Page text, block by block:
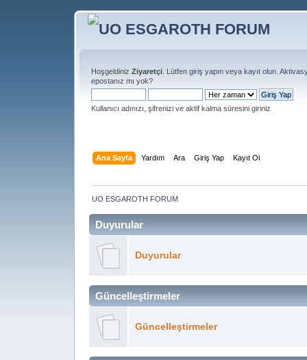
Hoşgeldiniz Ziyaretçi . Lütfen giriş yapın veya kayıt olun
epostanız mı yok?
Kullanıcı adınızı, şifrenizi ve aktif kalma süresini giriniz
Ana Sayfa Yardım Ara Giriş Yap Kayıt Ol
UO ESGAROTH FORUM
Duyurular
Duyurular
Güncelleştirmeler
Güncelleştirmeler